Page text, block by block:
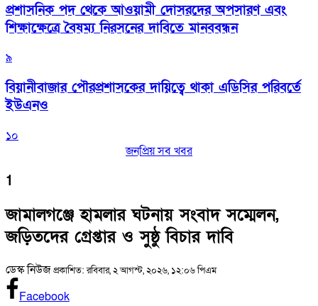
প্রশাসনিক পদ থেকে আওয়ামী দোসরদের অপসারণ এবং
শিক্ষাক্ষেত্রে বৈষম্য নিরসনের দাবিতে মানববন্ধন
৯
বিয়ানীবাজার পৌরপ্রশাসকের দায়িত্বে থাকা এডিসির পরিবর্তে
ইউএনও
১০
জনপ্রিয় সব খবর
1
জামালগঞ্জে হামলার ঘটনায় সংবাদ সম্মেলন,
জড়িতদের গ্রেপ্তার ও সুষ্ঠু বিচার দাবি
ডেস্ক নিউজপ্রকাশিত: রবিবার, ২ আগস্ট, ২০২৬, ১২:০৬ পিএম
Facebook